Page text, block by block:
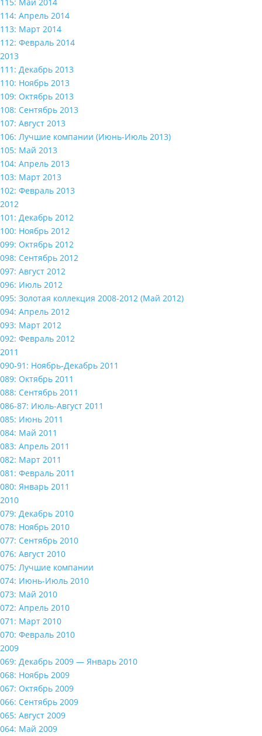
114: Апрель 2014
113: Март 2014
112: Февраль 2014
2013
111: Декабрь 2013
110: Ноябрь 2013
109: Октябрь 2013
108: Сентябрь 2013
107: Август 2013
106: Лучшие компании (Июнь-Июль 2013)
105: Май 2013
104: Апрель 2013
103: Март 2013
102: Февраль 2013
2012
101: Декабрь 2012
100: Ноябрь 2012
099: Октябрь 2012
098: Сентябрь 2012
097: Август 2012
096: Июль 2012
095: Золотая коллекция 2008-2012 (Май 2012)
094: Апрель 2012
093: Март 2012
092: Февраль 2012
2011
090-91: Ноябрь-Декабрь 2011
089: Октябрь 2011
088: Сентябрь 2011
086-87: Июль-Август 2011
085: Июнь 2011
084: Май 2011
083: Апрель 2011
082: Март 2011
081: Февраль 2011
080: Январь 2011
2010
079: Декабрь 2010
078: Ноябрь 2010
077: Сентябрь 2010
076: Август 2010
075: Лучшие компании
074: Июнь-Июль 2010
073: Май 2010
072: Апрель 2010
071: Март 2010
070: Февраль 2010
2009
069: Декабрь 2009 — Январь 2010
068: Ноябрь 2009
067: Октябрь 2009
066: Сентябрь 2009
065: Август 2009
064: Май 2009